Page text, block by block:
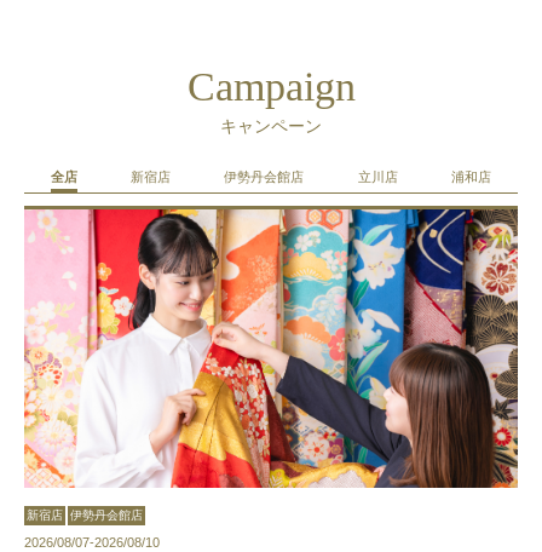
Campaign
キャンペーン
全店 新宿店 伊勢丹会館店 立川店 浦和店
新宿店 伊勢丹会館店
2026/08/07-2026/08/10